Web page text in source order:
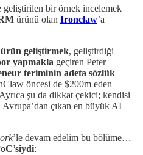
geliştirilen bir örnek incelemek
ürünü olan Ironclaw’a
ürün geliştirmek, geliştirdiği
yapmakla geçiren Peter
teriminin adeta sözlük
öncesi de $200m eden
şu da dikkat çekici; kendisi
Avrupa’dan çıkan en büyük AI
’le devam edelim bu bölüme…
: